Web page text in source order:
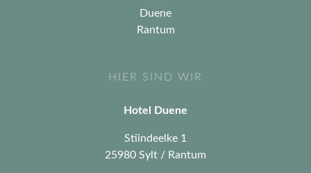
HIER SIND WIR
Hotel Duene
Stiindeelke 1
25980 Sylt / Rantum